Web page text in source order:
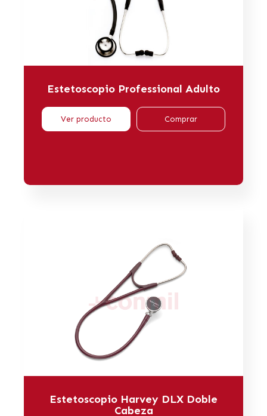
Estetoscopio Professional Adulto
Ver producto Comprar
Estetoscopio Harvey DLX Doble
Cabeza